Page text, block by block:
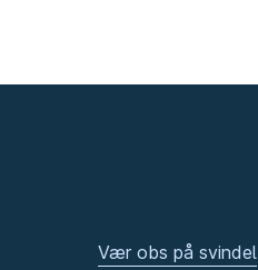
Vær obs på svindel